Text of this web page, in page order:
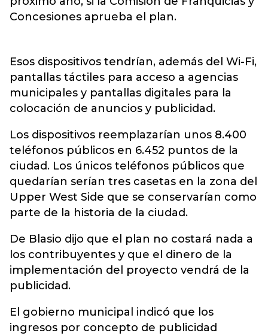
Concesiones aprueba el plan.
Esos dispositivos tendrían, además del Wi-Fi,
pantallas táctiles para acceso a agencias
municipales y pantallas digitales para la
colocación de anuncios y publicidad.
Los dispositivos reemplazarían unos 8.400
teléfonos públicos en 6.452 puntos de la
ciudad. Los únicos teléfonos públicos que
quedarían serían tres casetas en la zona del
Upper West Side que se conservarían como
parte de la historia de la ciudad.
De Blasio dijo que el plan no costará nada a
los contribuyentes y que el dinero de la
implementación del proyecto vendrá de la
publicidad.
El gobierno municipal indicó que los
ingresos por concepto de publicidad